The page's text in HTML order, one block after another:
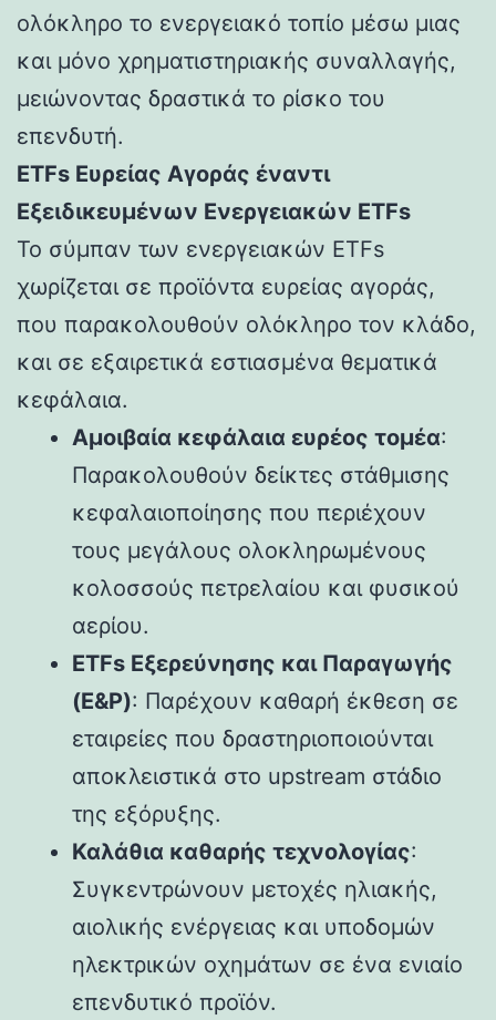
ολόκληρο το ενεργειακό τοπίο μέσω μιας
και μόνο χρηματιστηριακής συναλλαγής,
μειώνοντας δραστικά το ρίσκο του
επενδυτή.
ETFs Ευρείας Αγοράς έναντι
Εξειδικευμένων Ενεργειακών ETFs
Το σύμπαν των ενεργειακών ETFs
χωρίζεται σε προϊόντα ευρείας αγοράς,
που παρακολουθούν ολόκληρο τον κλάδο,
και σε εξαιρετικά εστιασμένα θεματικά
κεφάλαια.
Αμοιβαία κεφάλαια ευρέος τομέα:
Παρακολουθούν δείκτες στάθμισης
κεφαλαιοποίησης που περιέχουν
τους μεγάλους ολοκληρωμένους
κολοσσούς πετρελαίου και φυσικού
αερίου.
ETFs Εξερεύνησης και Παραγωγής
(E&P): Παρέχουν καθαρή έκθεση σε
εταιρείες που δραστηριοποιούνται
αποκλειστικά στο upstream στάδιο
της εξόρυξης.
Καλάθια καθαρής τεχνολογίας:
Συγκεντρώνουν μετοχές ηλιακής,
αιολικής ενέργειας και υποδομών
ηλεκτρικών οχημάτων σε ένα ενιαίο
επενδυτικό προϊόν.